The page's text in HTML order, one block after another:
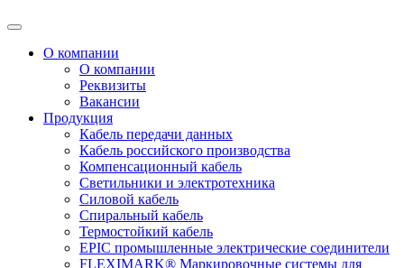
О компании
О компании
Реквизиты
Вакансии
Продукция
Кабель передачи данных
Кабель российского производства
Компенсационный кабель
Светильники и электротехника
Силовой кабель
Спиральный кабель
Термостойкий кабель
EPIC промышленные электрические соединители
FLEXIMARK® Маркировочные системы для